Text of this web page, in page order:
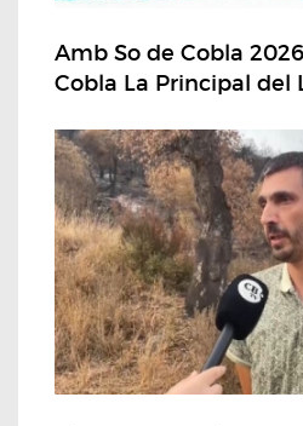
Amb So de Cobla
Cobla La Principal del